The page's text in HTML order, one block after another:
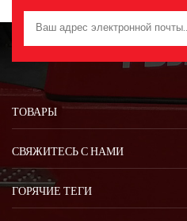
улучшения способности
преодолевать подъемы
передаточным числом. снизить
потребление энергии и
уровень шума —Новый
большой светодиодный
интуитивно понятное
считывание показаний,
удобный интерфейс «человек-
машина» — Эргономичное
ТОВАРЫ
СВЯЖИТЕСЬ С НАМИ
ГОРЯЧИЕ ТЕГИ